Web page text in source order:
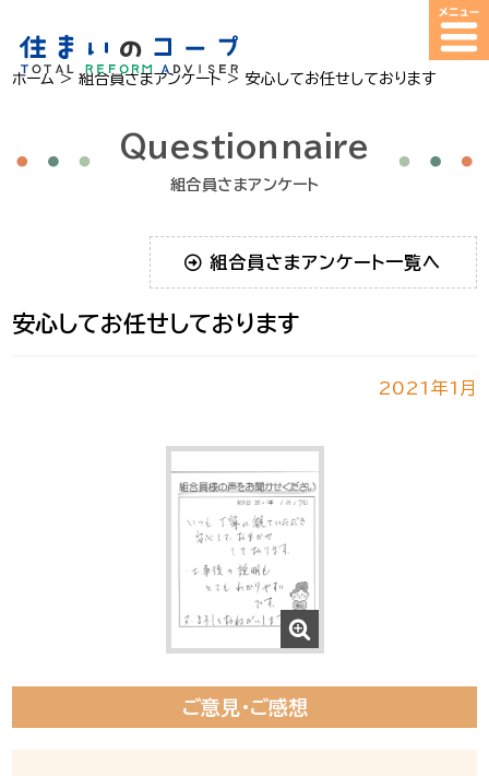
ホーム >組合員さまアンケート >安心してお任せしております
Questionnaire
組合員さまアンケート
組合員さまアンケート一覧へ
安心してお任せしております
2021年1月
ご意見・ご感想